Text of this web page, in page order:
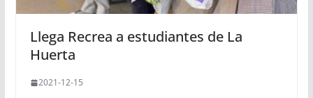
Llega Recrea a estudiantes de La
Huerta
2021-12-15